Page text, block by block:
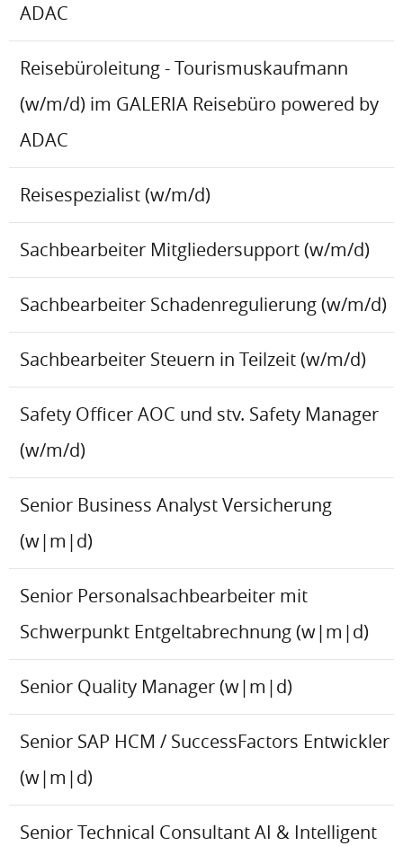
ADAC
Reisebüroleitung - Tourismuskaufmann
(w/m/d) im GALERIA Reisebüro powered by
ADAC
Reisespezialist (w/m/d)
Sachbearbeiter Mitgliedersupport (w/m/d)
Sachbearbeiter Schadenregulierung (w/m/d)
Sachbearbeiter Steuern in Teilzeit (w/m/d)
Safety Officer AOC und stv. Safety Manager
(w/m/d)
Senior Business Analyst Versicherung
(w|m|d)
Senior Personalsachbearbeiter mit
Schwerpunkt Entgeltabrechnung (w|m|d)
Senior Quality Manager (w|m|d)
Senior SAP HCM / SuccessFactors Entwickler
(w|m|d)
Senior Technical Consultant AI & Intelligent